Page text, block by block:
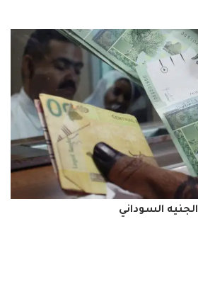
الجنيه السوداني